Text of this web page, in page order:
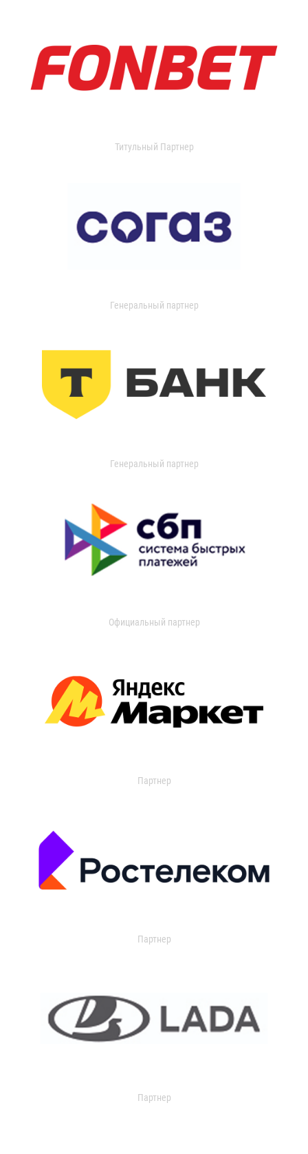
Титульный Партнер
Генеральный партнер
Генеральный партнер
Официальный партнер
Партнер
Партнер
Партнер